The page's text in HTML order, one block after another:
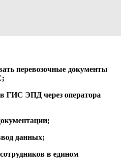
перевозочные документы
в ГИС ЭПД через оператора
данных;
в едином